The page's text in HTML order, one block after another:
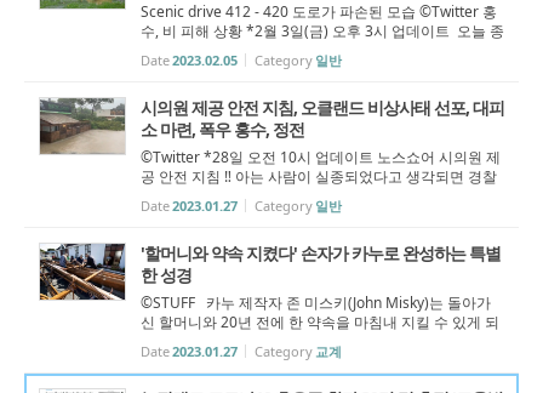
Scenic drive 412 - 420 도로가 파손된 모습 ©Twitter 홍
수, 비 피해 상황 *2월 3일(금) 오후 3시 업데이트 ​ 오늘 종
료 예정이던 오클랜드의 비상사태가 7일 더 연장되었다.
웨인 브라운 시장은 7일 연장되었지만 상황이 허락한다
Date2023.02.05 Category 일반
시의원 제공 안전 지침, 오클랜드 비상사태 선포, 대피
소 마련, 폭우 홍수, 정전
©Twitter *28일 오전 10시 업데이트 노스쇼어 시의원 제
공 안전 지침 ‼️ 아는 사람이 실종되었다고 생각되면 경찰
에 연락하십시오. ‼️ 꼭 필요한 이동이 아니면 자제해주세
요. ‼️ 수도는 마시기에 안전합니다. ‼️ 공원과 해변은 폐쇄
Date2023.01.27 Category 일반
'할머니와 약속 지켰다' 손자가 카누로 완성하는 특별
한 성경
©STUFF 카누 제작자 존 미스키(John Misky)는 돌아가
신 할머니와 20년 전에 한 약속을 마침내 지킬 수 있게 되
었다. 지난 12월 3일 토요일 아침 포리루아(Porirua) 항구
에서 그가 만든 카누가 드디어 항해를 시작했다. 10미터
길이의 항해용 카누는 금요...
Date2023.01.27 Category 교계